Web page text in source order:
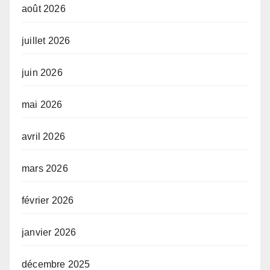
août 2026
juillet 2026
juin 2026
mai 2026
avril 2026
mars 2026
février 2026
janvier 2026
décembre 2025